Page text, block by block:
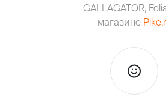
GALLAGATOR,
магазине